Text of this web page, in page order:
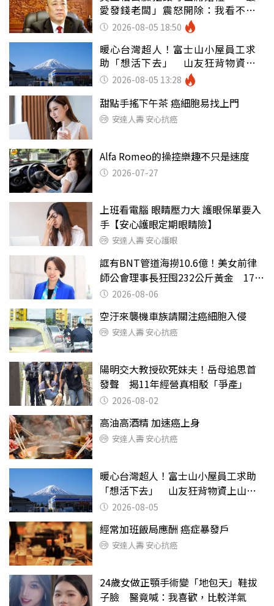
愛發錢老闆」震怒開除：我看不起
你 2026-08-05 18:50
暖心台灣超人！富士山小屋員工求
助「想活下去」 山友狂背物資上
山：台灣真的是寶島
2026-08-05 13:28
甜點手搖下午茶 癌細胞易找上門
安達人壽 安心抗癌
Alfa Romeo的操控樂趣不只是速度
2026-07-27
上班看電腦 眼睛壓力大 護眼保單要入
手【安心護眼定期眼睛險】
安達人壽 安心護眼
誆有BNT管道海撈10.6億！美女前律
師公會理事長狂囤232公斤黃金 17人
遭起訴
2026-08-06
空汙來襲機車族請關注癌細胞入侵
安達人壽 安心抗癌
陽明交大教授砍死妹夫！岳母追思首
發聲 揭11年經營真相駁「爭產」
2026-08-02
高油高酒精 加速癌上身
安達人壽 安心抗癌
暖心台灣超人！富士山小屋員工求助
「想活下去」 山友狂背物資上山：
台灣真的是寶島
2026-08-05
經常加班飯局應酬 癌症暴發戶
安達人壽 安心抗癌
24歲女做正顎手術變「地包天」鞋拔
子臉 醫竟喊：我喜歡，比較洋氣